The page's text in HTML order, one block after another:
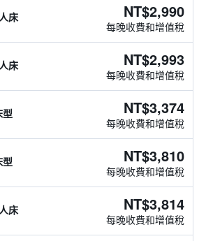
床 NT$2,990
每晚收費和增值稅
床 NT$2,993
每晚收費和增值稅
型 NT$3,374
每晚收費和增值稅
型 NT$3,810
每晚收費和增值稅
床 NT$3,814
每晚收費和增值稅